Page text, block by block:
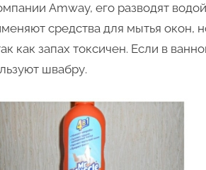
Amway, его разводят
средства для мытья окон,
как запах токсичен. Если в
швабру.